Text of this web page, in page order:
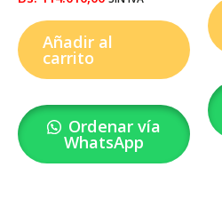
Añadir al
carrito
Ordenar vía
WhatsApp